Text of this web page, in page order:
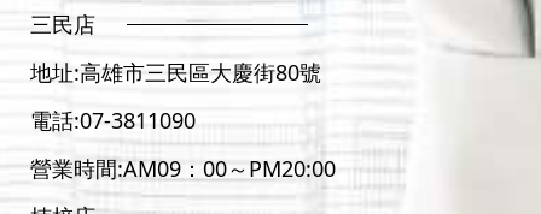
三民店
地址:高雄市三民區大慶街80號
電話:07-3811090
營業時間:AM09：00～PM20:00